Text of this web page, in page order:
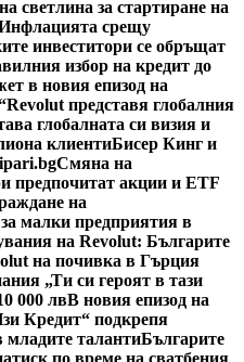
светлина за стартиране на
срещу
инвеститори се обръщат
избор на кредит до
в новия епизод на
Revolut представя глобалния
глобалната си визия и
клиентиБисер Кинг и
Смяна на
предпочитат акции и ETF
на
малки предприятия в
на Revolut: Българите
на почивка в Гърция
„Ти си героят в тази
000 лвВ новия епизод на
Кредит“ подкрепя
младите талантиБългарите